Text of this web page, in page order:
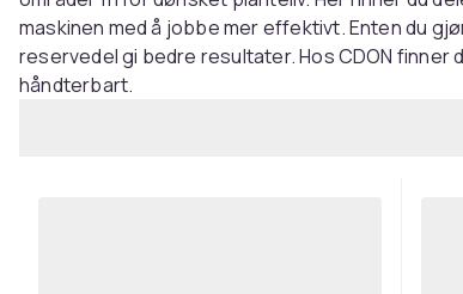
maskinen med å jobbe mer effektivt. Enten du
reservedel gi bedre resultater. Hos CDON
håndterbart.